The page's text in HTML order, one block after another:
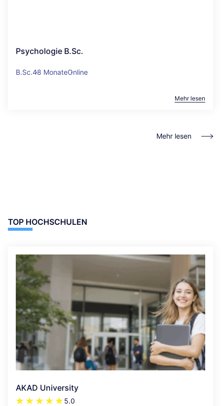
Psychologie B.Sc.
B.Sc.48 MonateOnline
Mehr lesen
Mehr lesen
TOP HOCHSCHULEN
AKAD University
5.0